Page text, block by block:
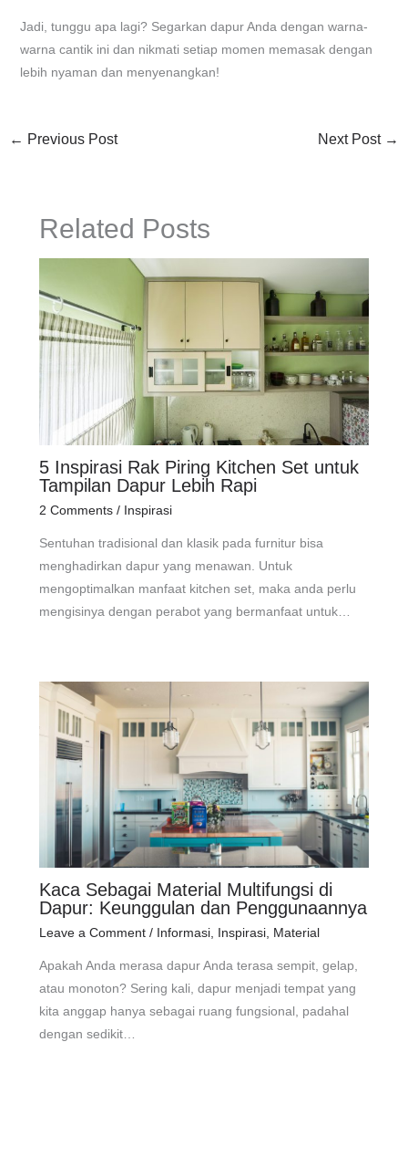
Jadi, tunggu apa lagi? Segarkan dapur Anda dengan warna-
warna cantik ini dan nikmati setiap momen memasak dengan
lebih nyaman dan menyenangkan!
← Previous Post Next Post →
Related Posts
5 Inspirasi Rak Piring Kitchen Set untuk
Tampilan Dapur Lebih Rapi
2 Comments / Inspirasi
Sentuhan tradisional dan klasik pada furnitur bisa
menghadirkan dapur yang menawan. Untuk
mengoptimalkan manfaat kitchen set, maka anda perlu
mengisinya dengan perabot yang bermanfaat untuk…
Kaca Sebagai Material Multifungsi di
Dapur: Keunggulan dan Penggunaannya
Leave a Comment / Informasi, Inspirasi, Material
Apakah Anda merasa dapur Anda terasa sempit, gelap,
atau monoton? Sering kali, dapur menjadi tempat yang
kita anggap hanya sebagai ruang fungsional, padahal
dengan sedikit…